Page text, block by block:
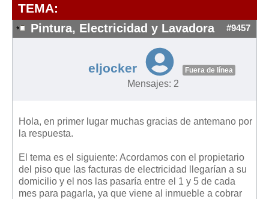
Requerimientos y comunicaciones
Formularios sobre Propiedad Horizontal
Modelos de Convocatoria de Junta de Propietarios
Modelos de Acta de Junta de Propietarios
Legislación sobre Arrendamientos Urbanos
Legislación sobre la Comunidad de Propietarios
Legislación sobre Adquisición de Vivienda en Propiedad
Legislación de interés práctico
TEMA:
Pintura, Electricidad y Lavadora #9457
eljocker Fuera de línea
Mensajes: 2
Hola, en primer lugar muchas gracias de antemano por
la respuesta.
El tema es el siguiente: Acordamos con el propietario
del piso que las facturas de electricidad llegarían a su
domicilio y el nos las pasaría entre el 1 y 5 de cada
mes para pagarla, ya que viene al inmueble a cobrar